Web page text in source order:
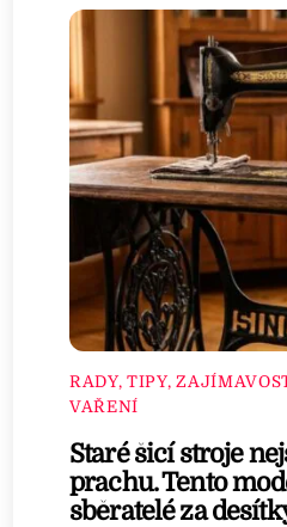
RADY, TIPY,
VAŘENÍ
Staré šicí stroje
prachu. Tento
sběratelé za